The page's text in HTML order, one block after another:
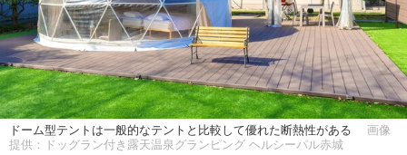
ドーム型テントは一般的なテントと比較して優れた断熱性がある
画像
提供：ドッグラン付き露天温泉グランピング ヘルシーパル赤城